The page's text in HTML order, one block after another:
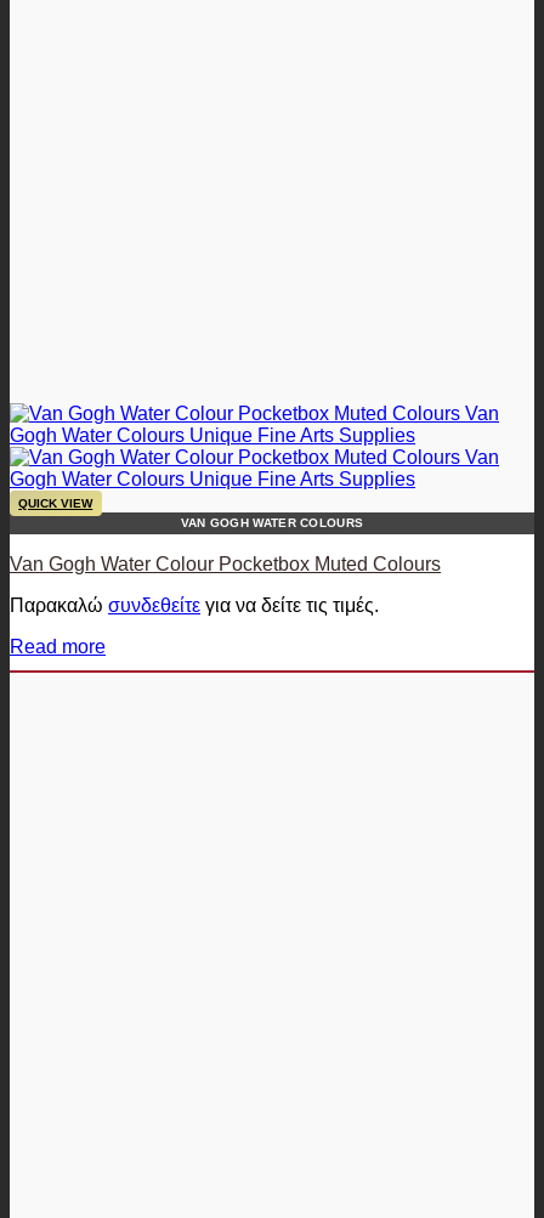
QUICK VIEW
VAN GOGH WATER COLOURS
Van Gogh Water Colour Pocketbox Muted Colours
Παρακαλώ συνδεθείτε για να δείτε τις τιμές.
Read more